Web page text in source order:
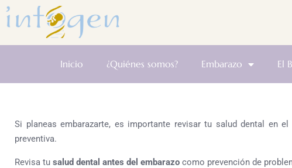
Inicio ¿Quiénes somos? Embarazo El
Si planeas embarazarte, es importante revisar tu salud dental en
preventiva.
Revisa tu salud dental antes del embarazo como prevención de